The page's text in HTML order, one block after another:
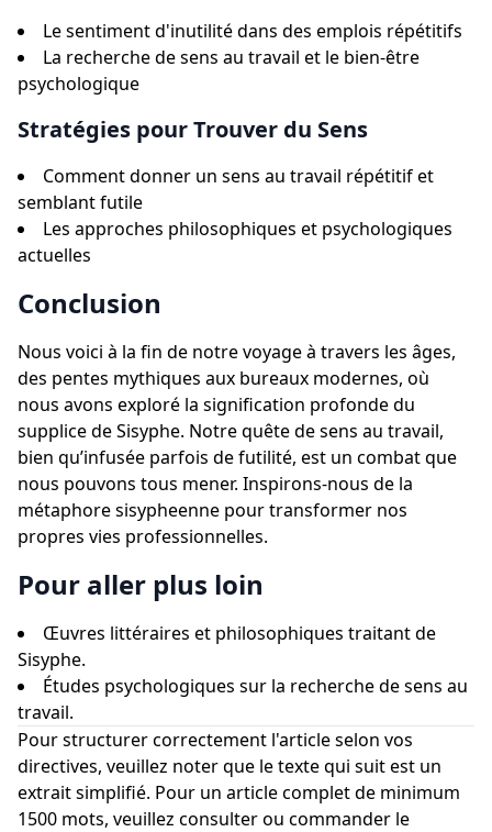
Le sentiment d'inutilité dans des emplois répétitifs
La recherche de sens au travail et le bien-être
psychologique
Stratégies pour Trouver du Sens
Comment donner un sens au travail répétitif et
semblant futile
Les approches philosophiques et psychologiques
actuelles
Conclusion
Nous voici à la fin de notre voyage à travers les âges,
des pentes mythiques aux bureaux modernes, où
nous avons exploré la signification profonde du
supplice de Sisyphe. Notre quête de sens au travail,
bien qu’infusée parfois de futilité, est un combat que
nous pouvons tous mener. Inspirons-nous de la
métaphore sisypheenne pour transformer nos
propres vies professionnelles.
Pour aller plus loin
Œuvres littéraires et philosophiques traitant de
Sisyphe.
Études psychologiques sur la recherche de sens au
travail.
Pour structurer correctement l'article selon vos
directives, veuillez noter que le texte qui suit est un
extrait simplifié. Pour un article complet de minimum
1500 mots, veuillez consulter ou commander le